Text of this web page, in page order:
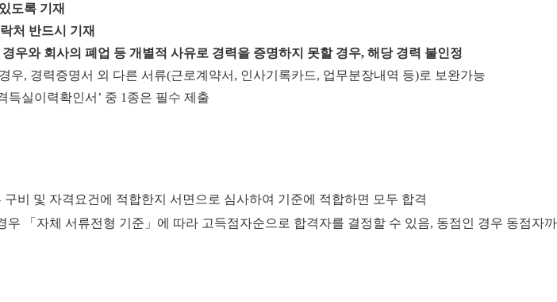
도록 기재
처 반드시 기재
경우와 회사의 폐업 등 개별적 사유로 경력을 증명하지 못할 경우,해당 경력 불인정
우, 경력증명서 외 다른 서류(근로계약서 , 인사기록카드, 업무분장내역 등)로 보완가능
득실이력확인서 ’ 중 1 종은 필수 제출
비 및 자격요건에 적합한지 서면으로 심사하여 기준에 적합하면 모두 합격
우 「자체 서류전형 기준」에 따라 고득점자순으로 합격자를 결정할 수 있음, 동점인 경우 동점자